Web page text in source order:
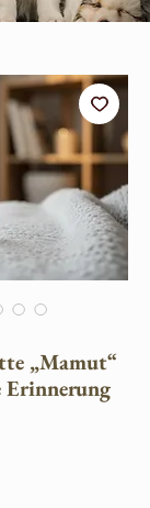
„Mamut“
Erinnerung